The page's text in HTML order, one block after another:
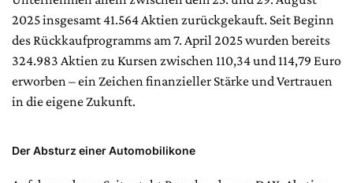
2025 insgesamt 41.564 Aktien zurückgekauft. Seit Beginn
des Rückkaufprogramms am 7. April 2025 wurden bereits
324.983 Aktien zu Kursen zwischen 110,34 und 114,79 Euro
erworben – ein Zeichen finanzieller Stärke und Vertrauen
in die eigene Zukunft.
Der Absturz einer Automobilikone